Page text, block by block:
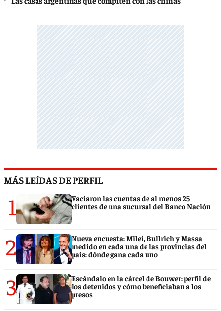
MÁS LEÍDAS DE PERFIL
1
Vaciaron las cuentas de al menos 25
clientes de una sucursal del Banco Nación
2
Nueva encuesta: Milei, Bullrich y Massa
medido en cada una de las provincias del
país: dónde gana cada uno
3
Escándalo en la cárcel de Bouwer: perfil de
los detenidos y cómo beneficiaban a los
presos